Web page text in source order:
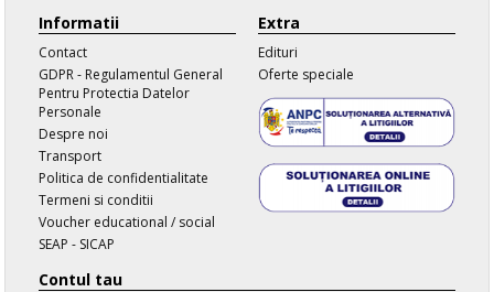
Informatii
Contact
GDPR - Regulamentul General
Pentru Protectia Datelor
Personale
Despre noi
Transport
Politica de confidentialitate
Termeni si conditii
Voucher educational / social
SEAP - SICAP
Extra
Edituri
Oferte speciale
Contul tau